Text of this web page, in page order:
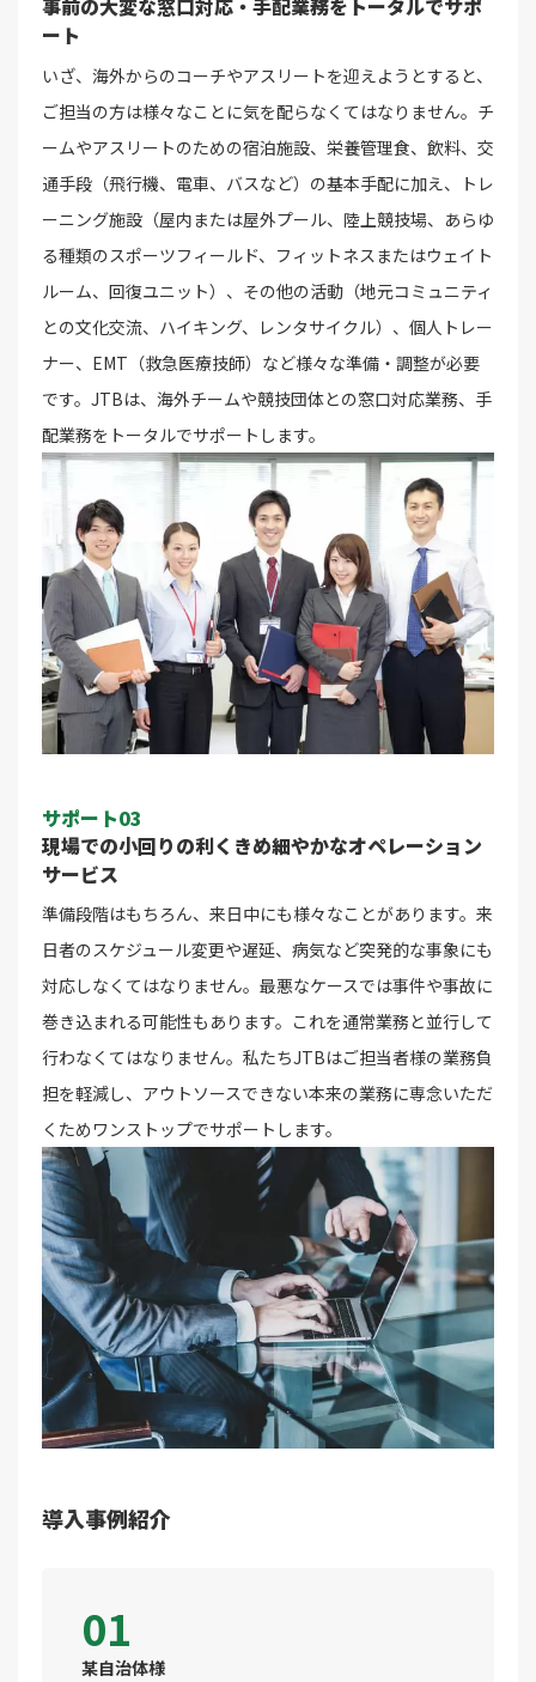
事前の大変な窓口対応・手配業務をトータルでサポ
ート
いざ、海外からのコーチやアスリートを迎えようとすると、
ご担当の方は様々なことに気を配らなくてはなりません。チ
ームやアスリートのための宿泊施設、栄養管理食、飲料、交
通手段（飛行機、電車、バスなど）の基本手配に加え、トレ
ーニング施設（屋内または屋外プール、陸上競技場、あらゆ
る種類のスポーツフィールド、フィットネスまたはウェイト
ルーム、回復ユニット）、その他の活動（地元コミュニティ
との文化交流、ハイキング、レンタサイクル）、個人トレー
ナー、EMT（救急医療技師）など様々な準備・調整が必要
です。JTBは、海外チームや競技団体との窓口対応業務、手
配業務をトータルでサポートします。
サポート03
現場での小回りの利くきめ細やかなオペレーション
サービス
準備段階はもちろん、来日中にも様々なことがあります。来
日者のスケジュール変更や遅延、病気など突発的な事象にも
対応しなくてはなりません。最悪なケースでは事件や事故に
巻き込まれる可能性もあります。これを通常業務と並行して
行わなくてはなりません。私たちJTBはご担当者様の業務負
担を軽減し、アウトソースできない本来の業務に専念いただ
くためワンストップでサポートします。
導入事例紹介
01
某自治体様